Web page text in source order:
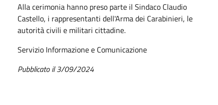
Alla cerimonia hanno preso parte il Sindaco Claudio
Castello, i rappresentanti dell'Arma dei Carabinieri, le
autorità civili e militari cittadine.
Servizio Informazione e Comunicazione
Pubblicato il 3/09/2024